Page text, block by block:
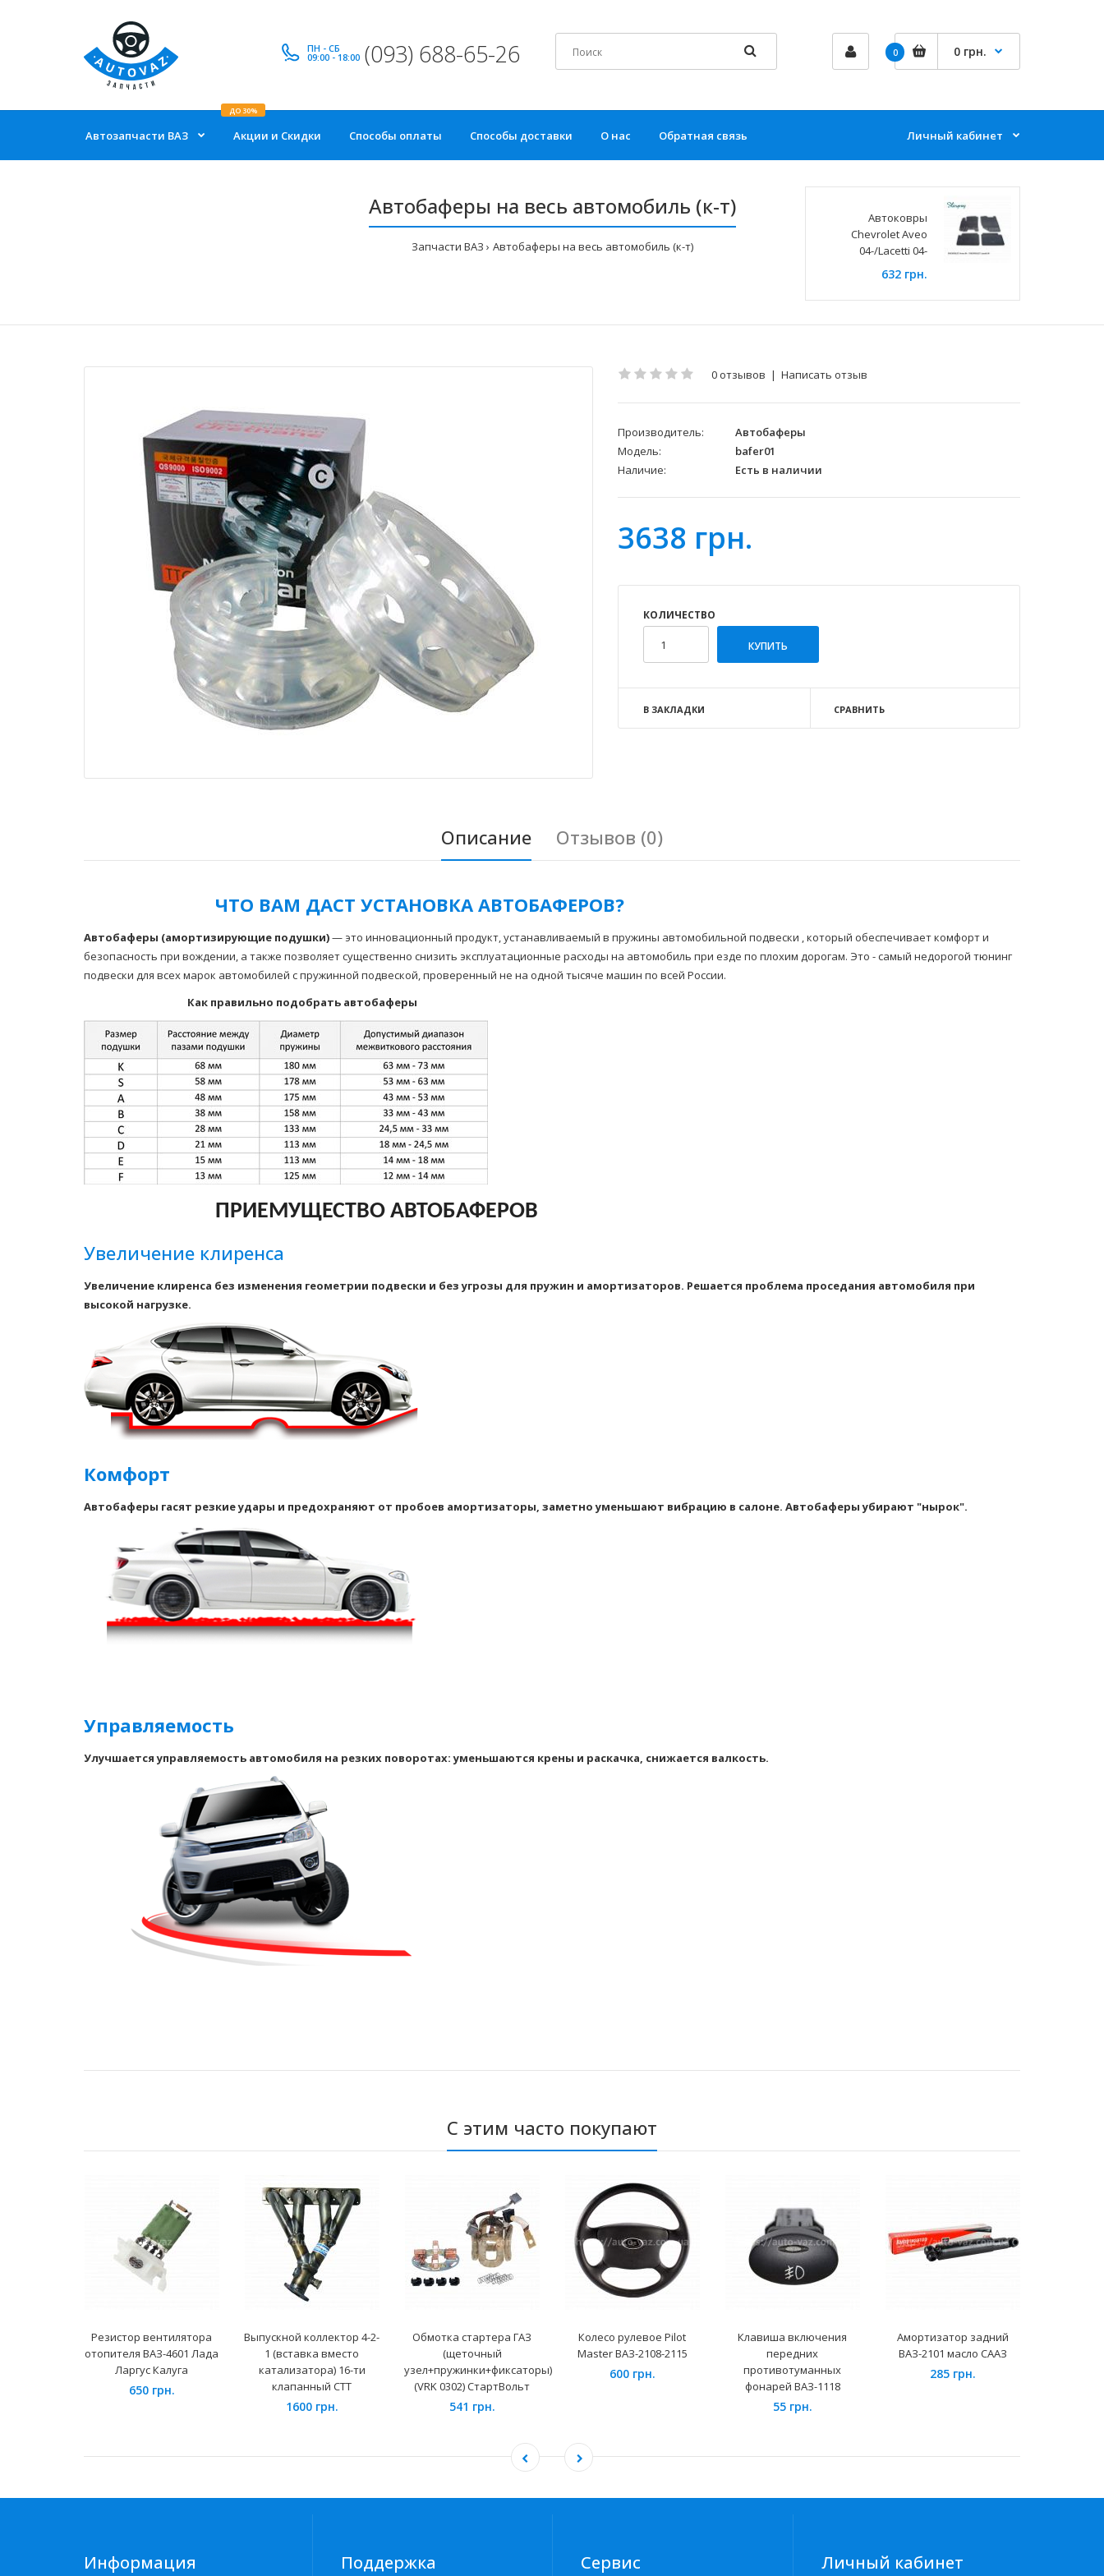
ПН - СБ
09:00 - 18:00 (093) 688-65-26 0 0 грн.
Автозапчасти ВАЗ Акции и Скидки
ДО 30%
Способы оплаты Способы доставки О нас Обратная связь Личный кабинет
Автобаферы на весь автомобиль (к-т)
Запчасти ВАЗ Автобаферы на весь автомобиль (к-т)
Автоковры
Chevrolet Aveo
04-/Lacetti 04-
632 грн.
0 отзывов | Написать отзыв
Производитель:
Автобаферы
Модель:
bafer01
Наличие:
Есть в наличии
3638 грн.
КОЛИЧЕСТВО
В ЗАКЛАДКИ СРАВНИТЬ
Описание Отзывов (0)
ЧТО ВАМ ДАСТ УСТАНОВКА АВТОБАФЕРОВ?
Автобаферы (амортизирующие подушки)— это инновационный продукт, устанавливаемый в пружины автомобильной подвески , который обеспечивает комфорт и
безопасность при вождении, а также позволяет существенно снизить эксплуатационные расходы на автомобиль при езде по плохим дорогам. Это - самый недорогой тюнинг
подвески для всех марок автомобилей с пружинной подвеской, проверенный не на одной тысяче машин по всей России.
Как правильно подобрать автобаферы
ПРИЕМУЩЕСТВО АВТОБАФЕРОВ
Увеличение клиренса
Увеличение клиренса без изменения геометрии подвески и без угрозы для пружин и амортизаторов. Решается проблема проседания автомобиля при
высокой нагрузке.
Комфорт
Автобаферы гасят резкие удары и предохраняют от пробоев амортизаторы, заметно уменьшают вибрацию в салоне. Автобаферы убирают "нырок".
Управляемость
Улучшается управляемость автомобиля на резких поворотах: уменьшаются крены и раскачка, снижается валкость.
С этим часто покупают
Резистор вентилятора
отопителя ВАЗ-4601 Лада
Ларгус Калуга
650 грн.
Выпускной коллектор 4-2-
1 (вставка вместо
катализатора) 16-ти
клапанный СТТ
1600 грн.
Обмотка стартера ГАЗ
(щеточный
узел+пружинки+фиксаторы)
(VRK 0302) СтартВольт
541 грн.
Колесо рулевое Pilot
Master ВАЗ-2108-2115
600 грн.
Клавиша включения
передних
противотуманных
фонарей ВАЗ-1118
55 грн.
Амортизатор задний
ВАЗ-2101 масло СААЗ
285 грн.
Информация Поддержка Сервис Личный кабинет